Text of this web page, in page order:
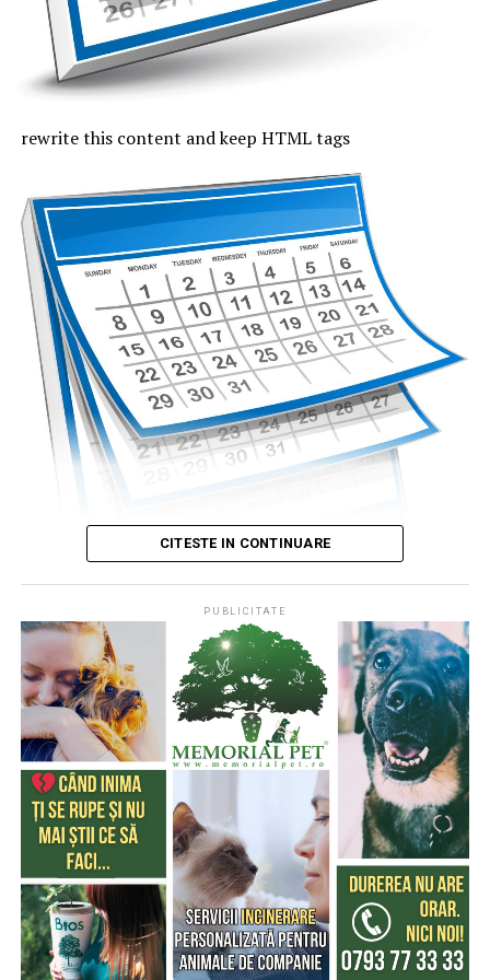
indicele temperatură-umezeală va depăși pe arii extinse
pragul critic de 80 de unități, iar temperaturile maxime
se vor încadra între 33 și 37 de grade, mai coborâte pe
litoral, unde vor fi 30 de grade. Noaptea, valorile termice
mult moderat și după-amiază vor fi posibile averse slabe.
Vineri, valorile termice nu mai trec de pragul caniculei,
la malul mării vor fi 33 de grade și minimele nocturne se
mențin între 19 și 24 de grade. Cerul va avea înnorări
temporare după-amiaza, când local vor fi averse slabe,
însoțite de fenomene electrice și intensificări de vânt.
rewrite this content and keep HTML tags
Publicat deCodrin RAITA,
4 august 2026, 05:00
S-a întâmplat într-o zi de 4 august
* Cu 333 de ani în urmă (1693), la această dată, monahul
francez, Dom Pérignon, degusta spuma unei băuturi
produse de el din vinul foarte acid de Champagne (o
regiune din nordul Franţei), băutură care a devenit
extrem de cunoscută şi i-a purtat numele
* Acum 322 de ani (1704) englezii au cucerit Gibraltarul,
în timpul Războiului Spaniol de Succesiune (Tratatul de
la Utrecht le-a recunoscut posesiunea, în anul 1713).
CITESTE IN CONTINUARE
PUBLICITATE